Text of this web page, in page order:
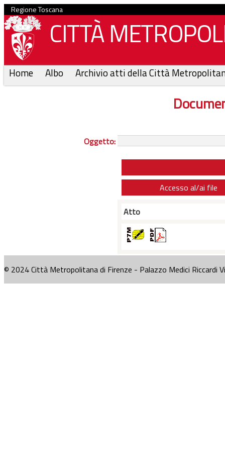
Regione Toscana
CITTÀ
Home Albo Archivio atti della Città
Oggetto:
Accesso al/ai file
Atto
© 2024 Città Metropolitana di Firenze - Palazzo Medici Riccardi